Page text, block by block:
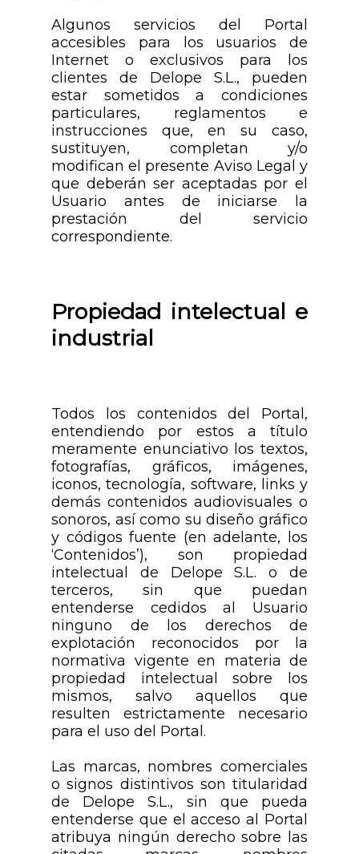
Algunos servicios del Portal
accesibles para los usuarios de
Internet o exclusivos para los
clientes de Delope S.L., pueden
estar sometidos a condiciones
particulares, reglamentos e
instrucciones que, en su caso,
sustituyen, completan y/o
modifican el presente Aviso Legal y
que deberán ser aceptadas por el
Usuario antes de iniciarse la
prestación del servicio
correspondiente.
Propiedad intelectual e
industrial
Todos los contenidos del Portal,
entendiendo por estos a título
meramente enunciativo los textos,
fotografías, gráficos, imágenes,
iconos, tecnología, software, links y
demás contenidos audiovisuales o
sonoros, así como su diseño gráfico
y códigos fuente (en adelante, los
‘Contenidos’), son propiedad
intelectual de Delope S.L. o de
terceros, sin que puedan
entenderse cedidos al Usuario
ninguno de los derechos de
explotación reconocidos por la
normativa vigente en materia de
propiedad intelectual sobre los
mismos, salvo aquellos que
resulten estrictamente necesario
para el uso del Portal.
Las marcas, nombres comerciales
o signos distintivos son titularidad
de Delope S.L., sin que pueda
entenderse que el acceso al Portal
atribuya ningún derecho sobre las